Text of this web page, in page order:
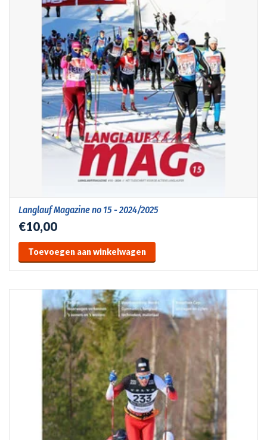
Langlauf Magazine no 15 - 2024/2025
€10,00
Toevoegen aan winkelwagen